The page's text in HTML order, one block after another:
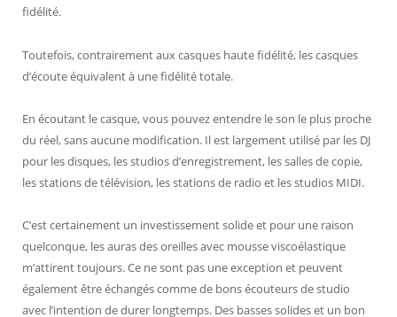
fidélité.
Toutefois, contrairement aux casques haute fidélité, les casques
d’écoute équivalent à une fidélité totale.
En écoutant le casque, vous pouvez entendre le son le plus proche
du réel, sans aucune modification. Il est largement utilisé par les DJ
pour les disques, les studios d’enregistrement, les salles de copie,
les stations de télévision, les stations de radio et les studios MIDI.
C’est certainement un investissement solide et pour une raison
quelconque, les auras des oreilles avec mousse viscoélastique
m’attirent toujours. Ce ne sont pas une exception et peuvent
également être échangés comme de bons écouteurs de studio
avec l’intention de durer longtemps. Des basses solides et un bon